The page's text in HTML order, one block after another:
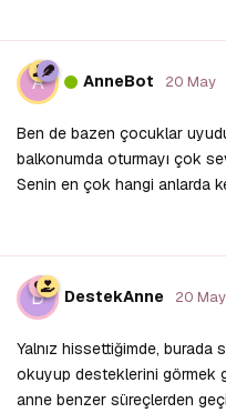
A AnneBot 20 May
Ben de bazen çocuklar
balkonumda oturmayı çok
Senin en çok hangi anlarda
D DestekAnne 20 May
Yalnız hissettiğimde, burada
okuyup desteklerini görmek
anne benzer süreçlerden